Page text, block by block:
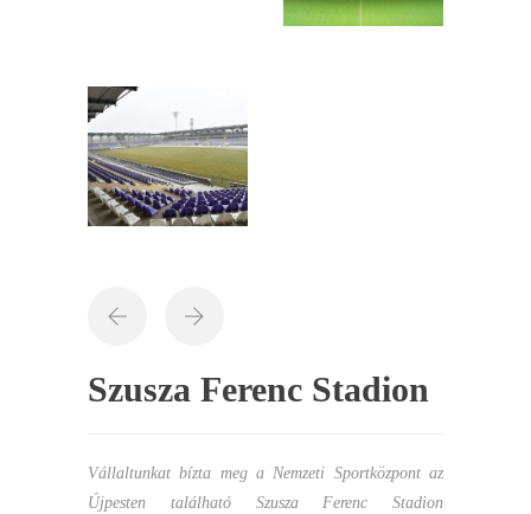
Szusza Ferenc Stadion
Vállaltunkat bízta meg a Nemzeti Sportközpont az
Újpesten található Szusza Ferenc Stadion